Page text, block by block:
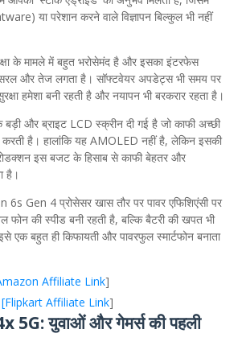
या परेशान करने वाले विज्ञापन बिल्कुल भी नहीं
के मामले में बहुत भरोसेमंद है और इसका इंटरफेस
और तेज लगता है। सॉफ्टवेयर अपडेट्स भी समय पर
हमेशा बनी रहती है और नयापन भी बरकरार रहता है।
और ब्राइट LCD स्क्रीन दी गई है जो काफी अच्छी
करती है। हालांकि यह AMOLED नहीं है, लेकिन इसकी
इस बजट के हिसाब से काफी बेहतर और
है।
Gen 4 प्रोसेसर खास तौर पर पावर एफिशिएंसी पर
की स्पीड बनी रहती है, बल्कि बैटरी की खपत भी
एक बहुत ही किफायती और पावरफुल स्मार्टफोन बनाता
Affiliate Link]
[Flipkart Affiliate Link]
5G: युवाओं और गेमर्स की पहली